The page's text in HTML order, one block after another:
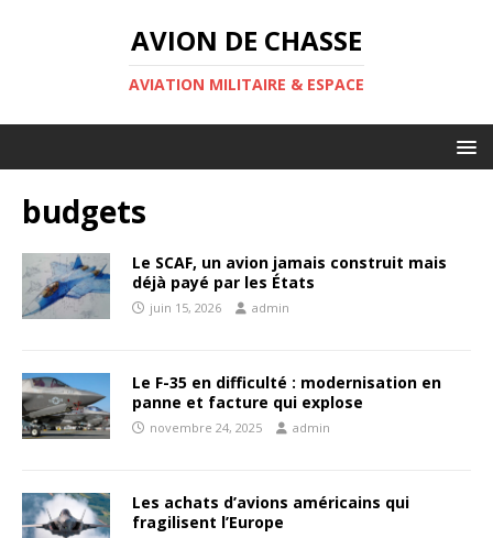
AVION DE CHASSE
AVIATION MILITAIRE & ESPACE
budgets
Le SCAF, un avion jamais construit mais
déjà payé par les États
juin 15, 2026 admin
Le F-35 en difficulté : modernisation en
panne et facture qui explose
novembre 24, 2025 admin
Les achats d’avions américains qui
fragilisent l’Europe